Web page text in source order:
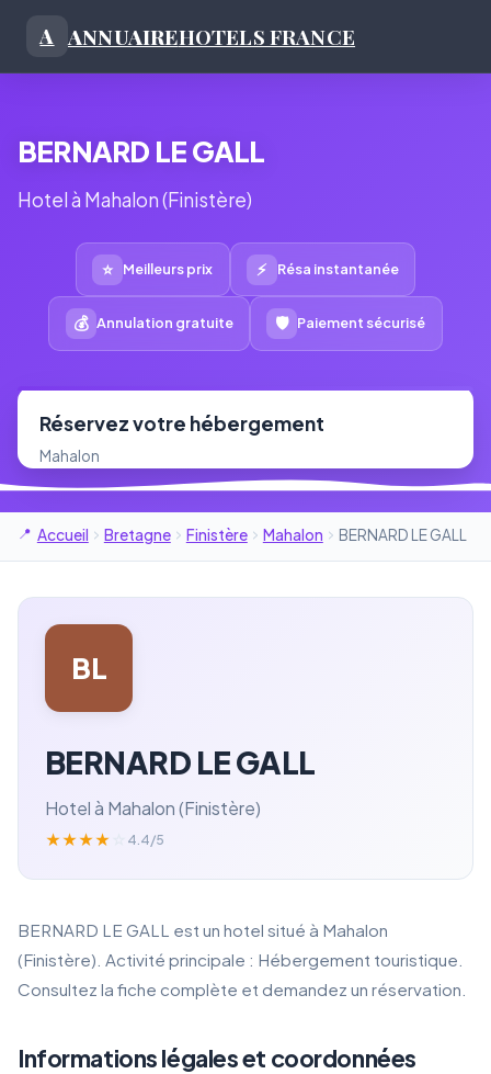
A ANNUAIREHOTELS FRANCE
BERNARD LE GALL
Hotel à Mahalon (Finistère)
⭐ Meilleurs prix ⚡ Résa instantanée
💰 Annulation gratuite 🛡 Paiement sécurisé
Réservez votre hébergement
Mahalon
Accueil Bretagne Finistère Mahalon BERNARD LE GALL
BL
BERNARD LE GALL
Hotel à Mahalon (Finistère)
★★★★ 4.4/5
BERNARD LE GALL est un hotel situé à Mahalon
(Finistère). Activité principale : Hébergement touristique.
Consultez la fiche complète et demandez un réservation.
Informations légales et coordonnées